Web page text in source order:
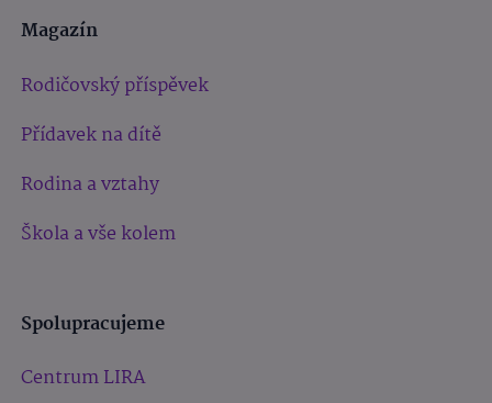
Magazín
Rodičovský příspěvek
Přídavek na dítě
Rodina a vztahy
Škola a vše kolem
Spolupracujeme
Centrum LIRA